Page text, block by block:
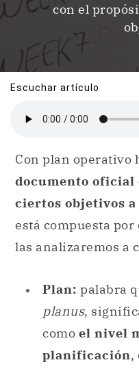
con el
Escuchar artículo
Con plan operativo
documento oficial
ciertos objetivos a
está compuesta
las analizaremos a
Plan: palabra
planus,
como el nivel
planificación,